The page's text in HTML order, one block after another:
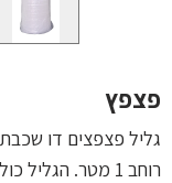
פצפץ
גליל פצפצים דו
רוחב 1 מטר. הגליל כולו הוא 75 מטר.